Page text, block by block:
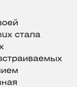
стала